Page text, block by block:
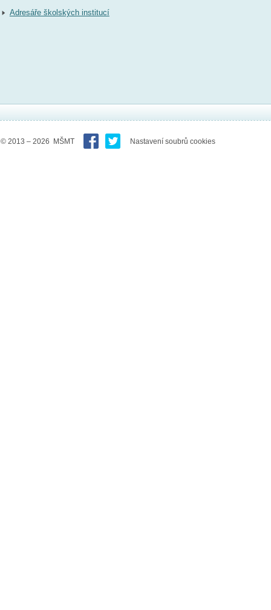
Adresáře školských institucí
© 2013 – 2026 MŠMT Nastavení soubrů cookies